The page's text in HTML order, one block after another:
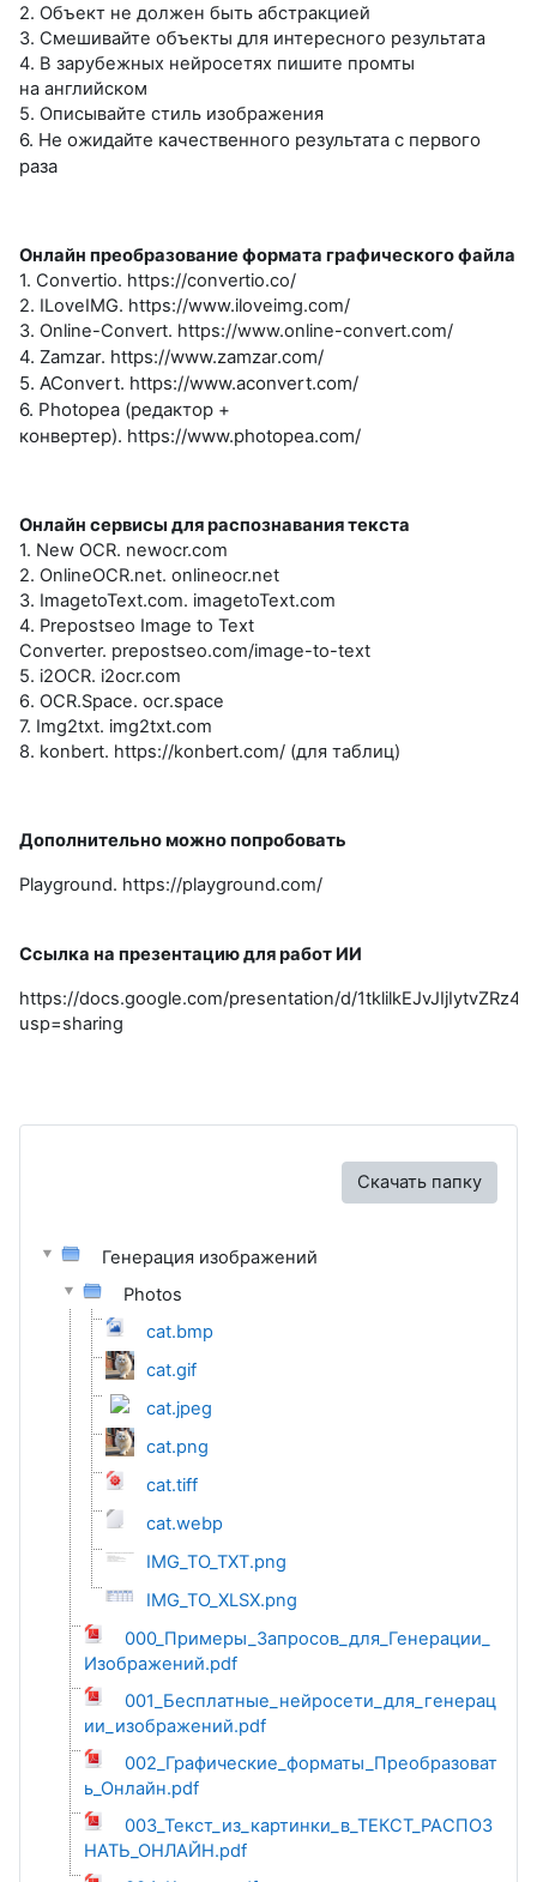
2. Объект не должен быть абстракцией
3. Смешивайте объекты для интересного результата
4. В зарубежных нейросетях пишите промты
на английском
5. Описывайте стиль изображения
6. Не ожидайте качественного результата с первого
раза
Онлайн преобразование формата графического файла
1. Convertio. https://convertio.co/
2. ILoveIMG. https://www.iloveimg.com/
3. Online-Convert. https://www.online-convert.com/
4. Zamzar. https://www.zamzar.com/
5. AConvert. https://www.aconvert.com/
6. Photopea (редактор +
конвертер). https://www.photopea.com/
Онлайн сервисы для распознавания текста
1. New OCR. newocr.com
2. OnlineOCR.net. onlineocr.net
3. ImagetoText.com. imagetoText.com
4. Prepostseo Image to Text
Converter. prepostseo.com/image-to-text
5. i2OCR. i2ocr.com
6. OCR.Space. ocr.space
7. Img2txt. img2txt.com
8. konbert. https://konbert.com/ (для таблиц)
Дополнительно можно попробовать
Playground. https://playground.com/
Ссылка на презентацию для работ ИИ
https://docs.google.com/presentation/d/
usp=sharing
Скачать папку
Генерация изображений
Photos
cat.bmp
cat.gif
cat.jpeg
cat.png
cat.tiff
cat.webp
IMG_TO_TXT.png
IMG_TO_XLSX.png
000_Примеры_Запросов_для_Генерации_
Изображений.pdf
001_Бесплатные_нейросети_для_генерац
ии_изображений.pdf
002_Графические_форматы_Преобразоват
ь_Онлайн.pdf
003_Текст_из_картинки_в_ТЕКСТ_РАСПОЗ
НАТЬ_ОНЛАЙН.pdf